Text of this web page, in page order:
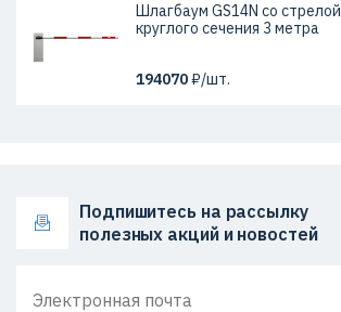
Шлагбаум GS14N со стрелой
круглого сечения 3 метра
194070₽/шт.
Подпишитесь на рассылку
полезных акций и новостей